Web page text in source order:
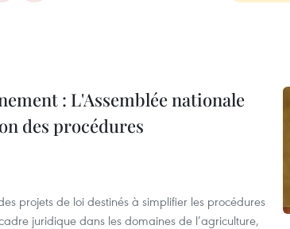
: L'Assemblée nationale
des procédures
projets de loi destinés à simplifier les procédures
juridique dans les domaines de l’agriculture,